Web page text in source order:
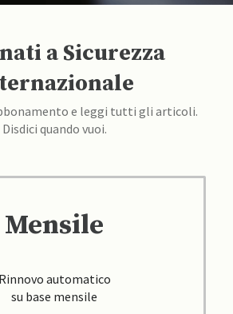
a Sicurezza
e leggi tutti gli articoli.
Disdici quando vuoi.
Mensile
Rinnovo automatico
su base mensile